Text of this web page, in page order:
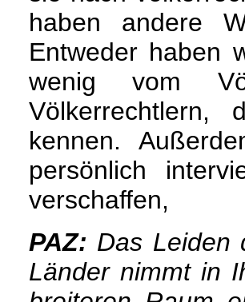
haben andere
Entweder haben
wenig vom
Völkerrechtlern,
kennen.
persönlich
verschaffen,
PAZ: Das Leiden
Länder nimmt in